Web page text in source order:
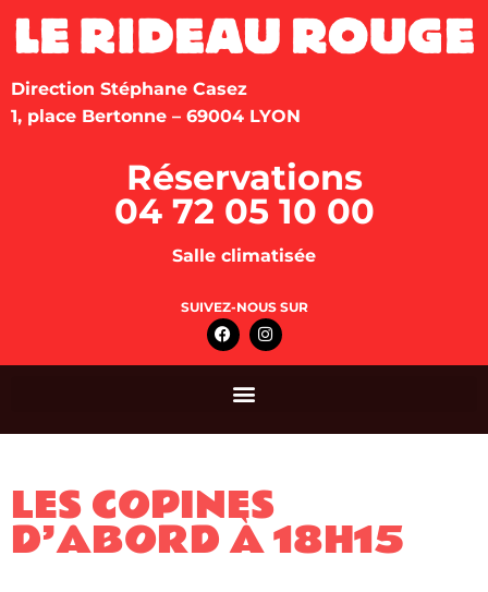
Direction Stéphane Casez
1, place Bertonne – 69004 LYON
Réservations
04 72 05 10 00
Salle climatisée
SUIVEZ-NOUS SUR
LES COPINES
D’ABORD À 18H15